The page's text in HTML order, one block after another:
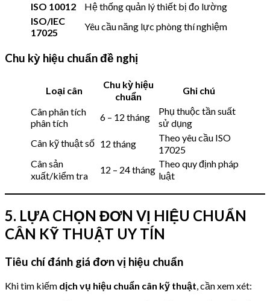
ISO 10012
Hệ thống quản lý thiết bị đo lường
ISO/IEC
17025
Yêu cầu năng lực phòng thí nghiệm
Chu kỳ hiệu chuẩn đề nghị
Loại cân
Chu kỳ hiệu
chuẩn
Ghi chú
Cân phân tích
phân tích
6 – 12 tháng
Phụ thuộc tần suất
sử dụng
Cân kỹ thuật số 12 tháng
Theo yêu cầu ISO
17025
Cân sản
xuất/kiểm tra
12 – 24 tháng
Theo quy định pháp
luật
5. LỰA CHỌN ĐƠN VỊ HIỆU CHUẨN
CÂN KỸ THUẬT UY TÍN
Tiêu chí đánh giá đơn vị hiệu chuẩn
Khi tìm kiếm dịch vụ hiệu chuẩn cân kỹ thuật, cần xem xét: